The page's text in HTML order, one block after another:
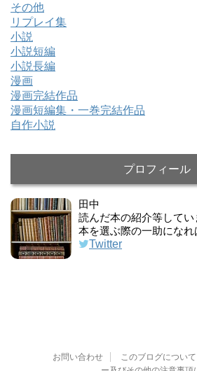
その他
リプレイ集
小説
小説短編
小説長編
漫画
漫画完結作品
漫画短編集・一巻完結作品
自作小説
プロフィール
田中
読んだ本の紹介等してい
本を選ぶ際の一助になれ
Twitter
お問い合わせ このブログについて